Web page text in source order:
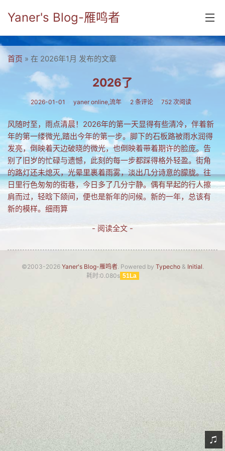
Yaner's Blog-雁鸣者
首页
分类
yaner online
毕业留言册
流年
五笔难啊
流行.时代.天下
网络新事物
Nav
首页 » 在 2026年1月 发布的文章
2026了
2026-01-01 yaner online,流年 2 条评论 752 次阅读
风随时至，雨点清晨！2026年的第一天显得有些清冷，伴着新
年的第一缕微光,踏出今年的第一步。脚下的石板路被雨水润得
发亮，倒映着天边破晓的微光，也倒映着带着期许的脸庞。告
别了旧岁的忙碌与遗憾，此刻的每一步都踩得格外轻盈。街角
的路灯还未熄灭，光晕里裹着雨雾，淡出几分诗意的朦胧。往
日里行色匆匆的街巷，今日多了几分宁静。偶有早起的行人擦
肩而过，轻晗下颌间，便也是新年的问候。新的一年，总该有
新的模样。细雨算
- 阅读全文 -
©2003-2026 Yaner's Blog-雁鸣者. Powered by Typecho& Initial.
耗时:0.080s 51La